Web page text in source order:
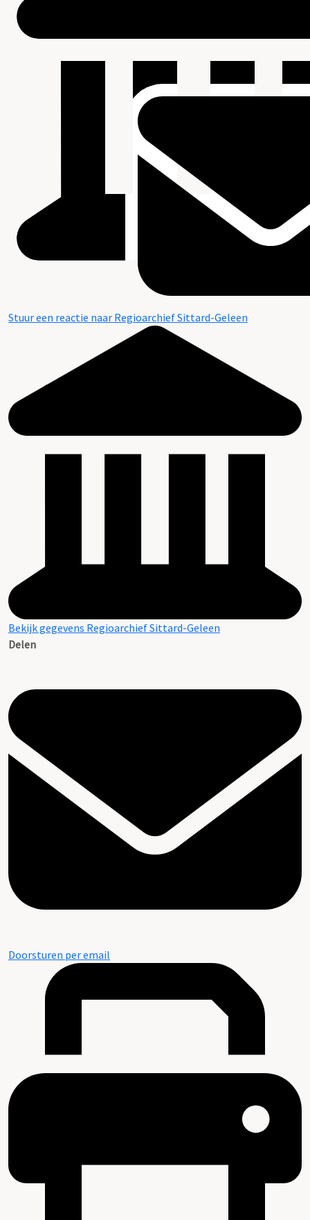
Stuur een reactie naar Regioarchief Sittard-Geleen
Bekijk gegevens Regioarchief Sittard-Geleen
Delen
Doorsturen per email